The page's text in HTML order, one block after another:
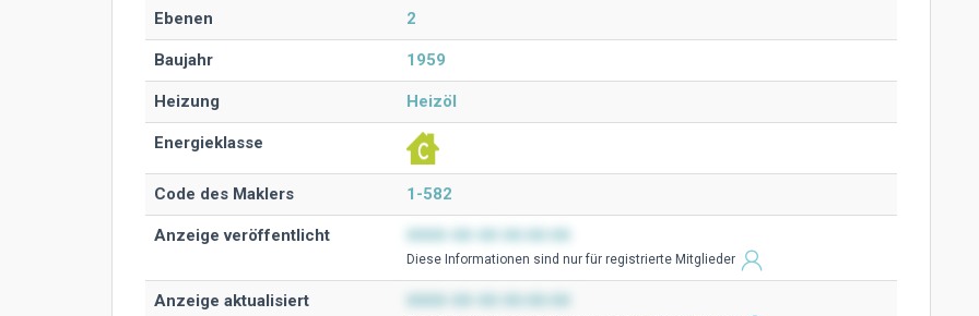
Ebenen 2
Baujahr 1959
Heizung Heizöl
Energieklasse
Code des Maklers 1-582
Anzeige veröffentlicht
Diese Ιnformationen sind nur für registrierte Mitglieder
Anzeige aktualisiert